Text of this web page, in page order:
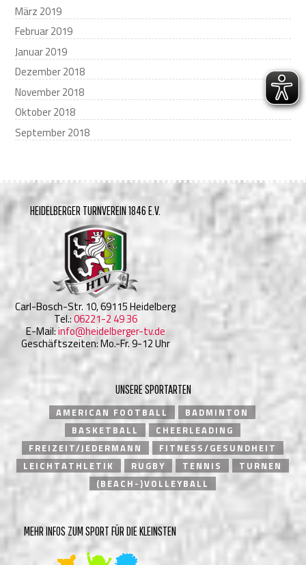
März 2019
Februar 2019
Januar 2019
Dezember 2018
November 2018
Oktober 2018
September 2018
HEIDELBERGER TURNVEREIN 1846 E.V.
Carl-Bosch-Str. 10, 69115 Heidelberg
Tel.:06221-2 49 36
E-Mail:info@heidelberger-tv.de
Geschäftszeiten: Mo.-Fr. 9-12 Uhr
UNSERE SPORTARTEN
AMERICAN FOOTBALL
BADMINTON
BASKETBALL
CHEERLEADING
FREIZEIT/JEDERMANN
FITNESS/GESUNDHEIT
LEICHTATHLETIK
RUGBY TENNIS
TURNEN
(BEACH-)VOLLEYBALL
MEHR INFOS ZUM SPORT FÜR DIE KLEINSTEN